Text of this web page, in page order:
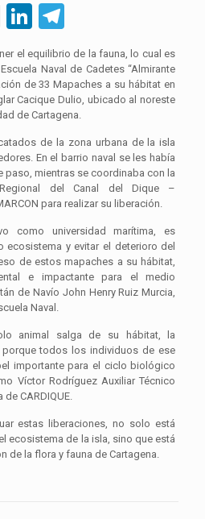
X LinkedIn
el equilibrio de la fauna, lo cual es
Naval de Cadetes “Almirante
de 33 Mapaches a su hábitat en
Cacique Dulio, ubicado al noreste
de Cartagena.
de la zona urbana de la isla
En el barrio naval se les había
paso, mientras se coordinaba con la
del Canal del Dique –
para realizar su liberación.
como universidad marítima, es
ecosistema y evitar el deterioro del
de estos mapaches a su hábitat,
e impactante para el medio
de Navío John Henry Ruiz Murcia,
Naval.
animal salga de su hábitat, la
todos los individuos de ese
importante para el ciclo biológico
Víctor Rodríguez Auxiliar Técnico
CARDIQUE.
estas liberaciones, no solo está
ecosistema de la isla, sino que está
de la flora y fauna de Cartagena.